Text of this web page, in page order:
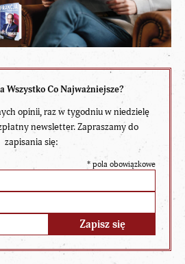
Wszystko Co Najważniejsze?
opinii, raz w tygodniu w niedzielę
newsletter. Zapraszamy do
zapisania się:
* pola obowiązkowe